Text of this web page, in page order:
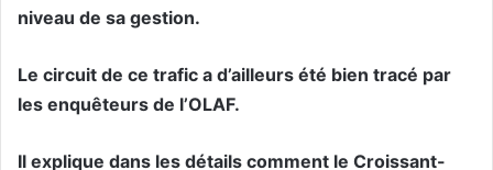
niveau de sa gestion.
Le circuit de ce trafic a d’ailleurs été bien tracé par
les enquêteurs de l’OLAF.
Il explique dans les détails comment le Croissant-